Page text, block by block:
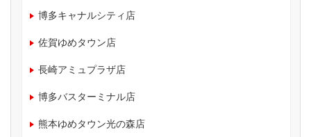
博多キャナルシティ店
佐賀ゆめタウン店
長崎アミュプラザ店
博多バスターミナル店
熊本ゆめタウン光の森店